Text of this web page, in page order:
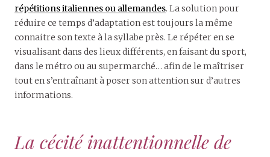
répétitions italiennes ou allemandes. La solution pour
réduire ce temps d’adaptation est toujours la même
connaitre son texte à la syllabe près. Le répéter en se
visualisant dans des lieux différents, en faisant du sport,
dans le métro ou au supermarché… afin de le maîtriser
tout en s’entraînant à poser son attention sur d’autres
informations.
La cécité inattentionnelle de